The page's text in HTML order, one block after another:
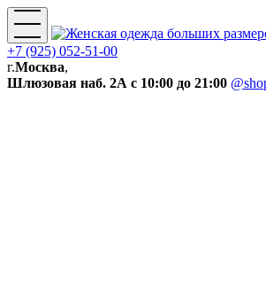
+7 (925) 052-51-00
г.Москва,
Шлюзовая наб. 2А с 10:00 до 21:00